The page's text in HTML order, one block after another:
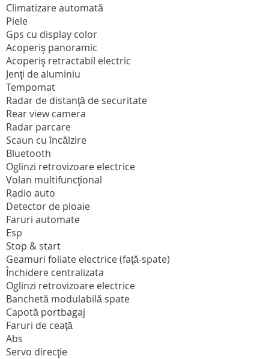
Climatizare automată
Piele
Gps cu display color
Acoperiş panoramic
Acoperiş retractabil electric
Jenţi de aluminiu
Tempomat
Radar de distanţă de securitate
Rear view camera
Radar parcare
Scaun cu încălzire
Bluetooth
Oglinzi retrovizoare electrice
Volan multifuncţional
Radio auto
Detector de ploaie
Faruri automate
Esp
Stop & start
Geamuri foliate electrice (faţă-spate)
Închidere centralizata
Oglinzi retrovizoare electrice
Banchetă modulabilă spate
Capotă portbagaj
Faruri de ceaţă
Abs
Servo direcţie